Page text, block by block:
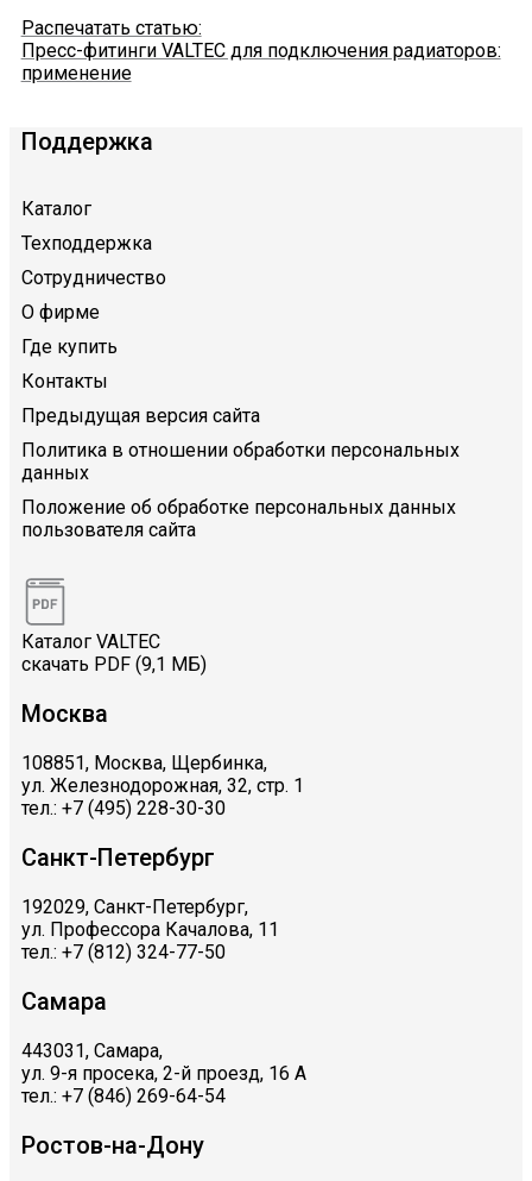
Распечатать статью:
Пресс-фитинги VALTEC для подключения радиаторов:
применение
Поддержка
Каталог
Техподдержка
Сотрудничество
О фирме
Где купить
Контакты
Предыдущая версия сайта
Политика в отношении обработки персональных
данных
Положение об обработке персональных данных
пользователя сайта
Каталог VALTEC
скачать PDF (9,1 МБ)
Москва
108851, Москва, Щербинка,
ул. Железнодорожная, 32, стр. 1
тел.: +7 (495) 228-30-30
Санкт-Петербург
192029, Санкт-Петербург,
ул. Профессора Качалова, 11
тел.: +7 (812) 324-77-50
Самара
443031, Самара,
ул. 9-я просека, 2-й проезд, 16 А
тел.: +7 (846) 269-64-54
Ростов-на-Дону